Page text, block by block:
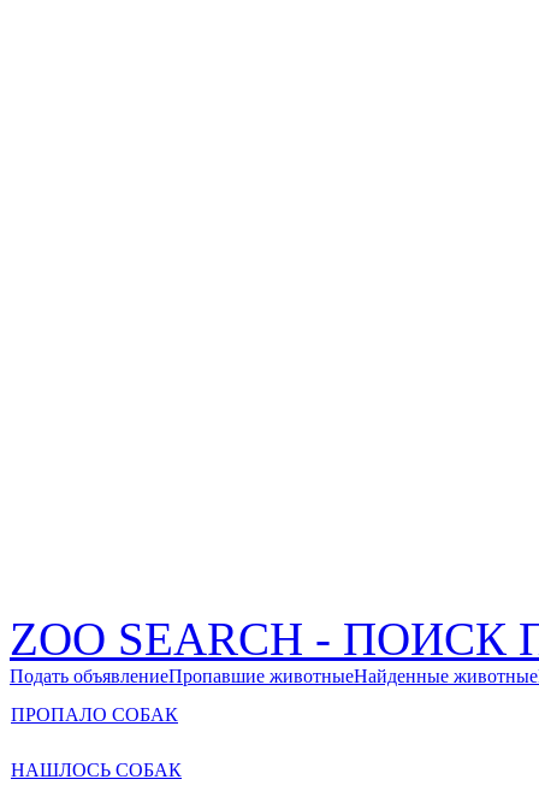
ZOO SEARCH -
Подать объявлениеПропавшие животныеНайденные животные
ПРОПАЛО СОБАК
НАШЛОСЬ СОБАК